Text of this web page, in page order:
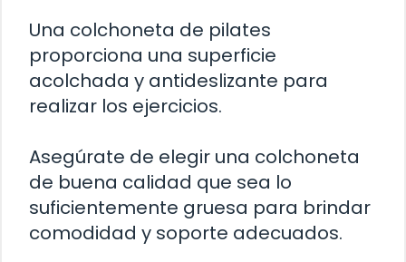
Una colchoneta de pilates
proporciona una superficie
acolchada y antideslizante para
realizar los ejercicios.
Asegúrate de elegir una colchoneta
de buena calidad que sea lo
suficientemente gruesa para brindar
comodidad y soporte adecuados.